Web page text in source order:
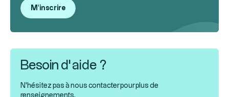
M'inscrire
Besoin d’aide ?
N'hésitez pas à nous contacter pour plus de
renseignements.